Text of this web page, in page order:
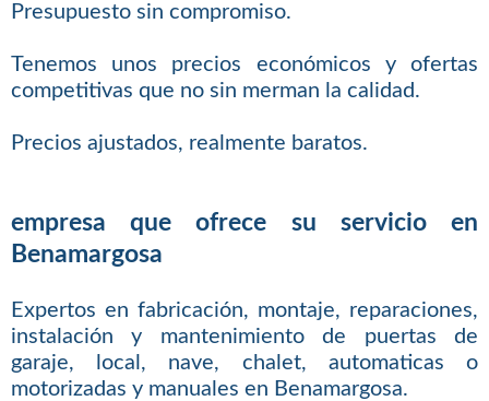
Presupuesto sin compromiso.
Tenemos unos precios económicos y ofertas
competitivas que no sin merman la calidad.
Precios ajustados, realmente baratos.
empresa que ofrece su servicio en
Benamargosa
Expertos en fabricación, montaje, reparaciones,
instalación y mantenimiento de puertas de
garaje, local, nave, chalet, automaticas o
motorizadas y manuales en Benamargosa.